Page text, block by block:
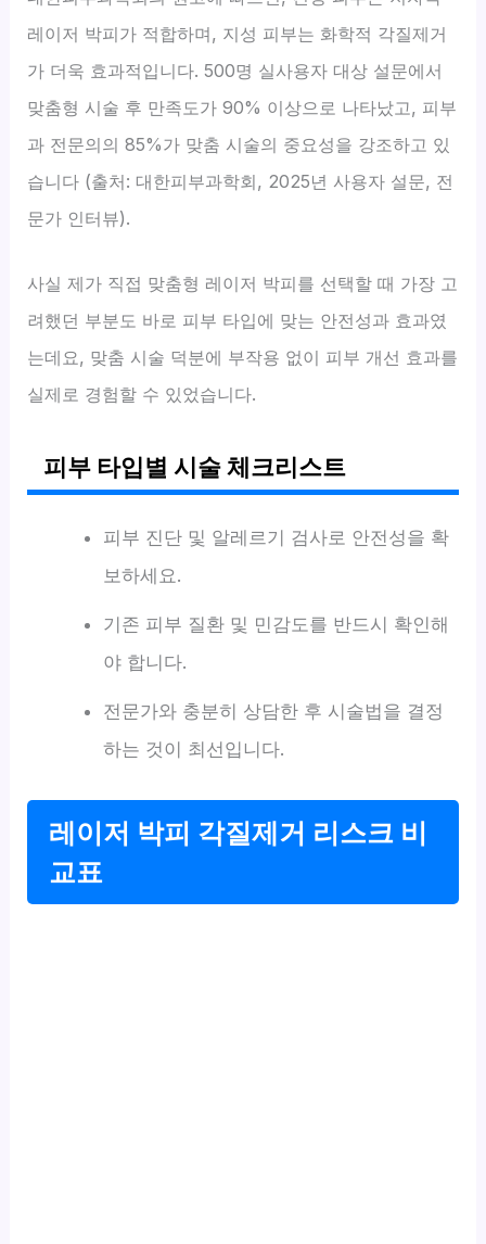
레이저 박피가 적합하며, 지성 피부는 화학적 각질제거
가 더욱 효과적입니다. 500명 실사용자 대상 설문에서
맞춤형 시술 후 만족도가 90% 이상으로 나타났고, 피부
과 전문의의 85%가 맞춤 시술의 중요성을 강조하고 있
습니다 (출처: 대한피부과학회, 2025년 사용자 설문, 전
문가 인터뷰).
사실 제가 직접 맞춤형 레이저 박피를 선택할 때 가장 고
려했던 부분도 바로 피부 타입에 맞는 안전성과 효과였
는데요, 맞춤 시술 덕분에 부작용 없이 피부 개선 효과를
실제로 경험할 수 있었습니다.
피부 타입별 시술 체크리스트
피부 진단 및 알레르기 검사로 안전성을 확
보하세요.
기존 피부 질환 및 민감도를 반드시 확인해
야 합니다.
전문가와 충분히 상담한 후 시술법을 결정
하는 것이 최선입니다.
레이저 박피 각질제거 리스크 비
교표